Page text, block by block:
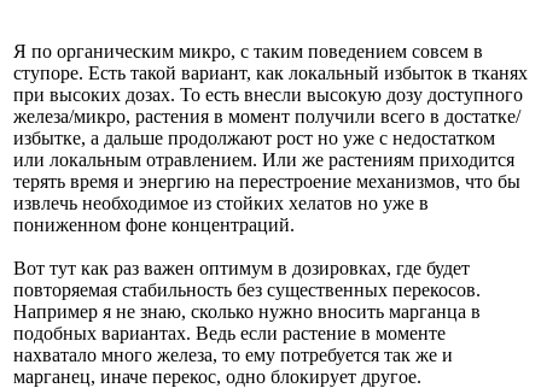
Я по органическим микро, с таким поведением совсем в
ступоре. Есть такой вариант, как локальный избыток в тканях
при высоких дозах. То есть внесли высокую дозу доступного
железа/микро, растения в момент получили всего в достатке/
избытке, а дальше продолжают рост но уже с недостатком
или локальным отравлением. Или же растениям приходится
терять время и энергию на перестроение механизмов, что бы
извлечь необходимое из стойких хелатов но уже в
пониженном фоне концентраций.
Вот тут как раз важен оптимум в дозировках, где будет
повторяемая стабильность без существенных перекосов.
Например я не знаю, сколько нужно вносить марганца в
подобных вариантах. Ведь если растение в моменте
нахватало много железа, то ему потребуется так же и
марганец, иначе перекос, одно блокирует другое.